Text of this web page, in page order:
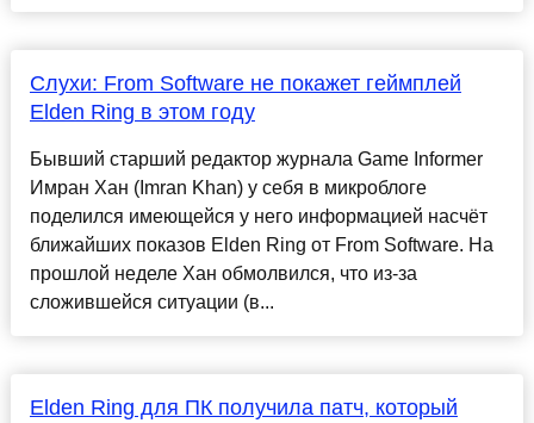
Слухи: From Software не покажет геймплей
Elden Ring в этом году
Бывший старший редактор журнала Game Informer
Имран Хан (Imran Khan) у себя в микроблоге
поделился имеющейся у него информацией насчёт
ближайших показов Elden Ring от From Software. На
прошлой неделе Хан обмолвился, что из-за
сложившейся ситуации (в...
Elden Ring для ПК получила патч, который